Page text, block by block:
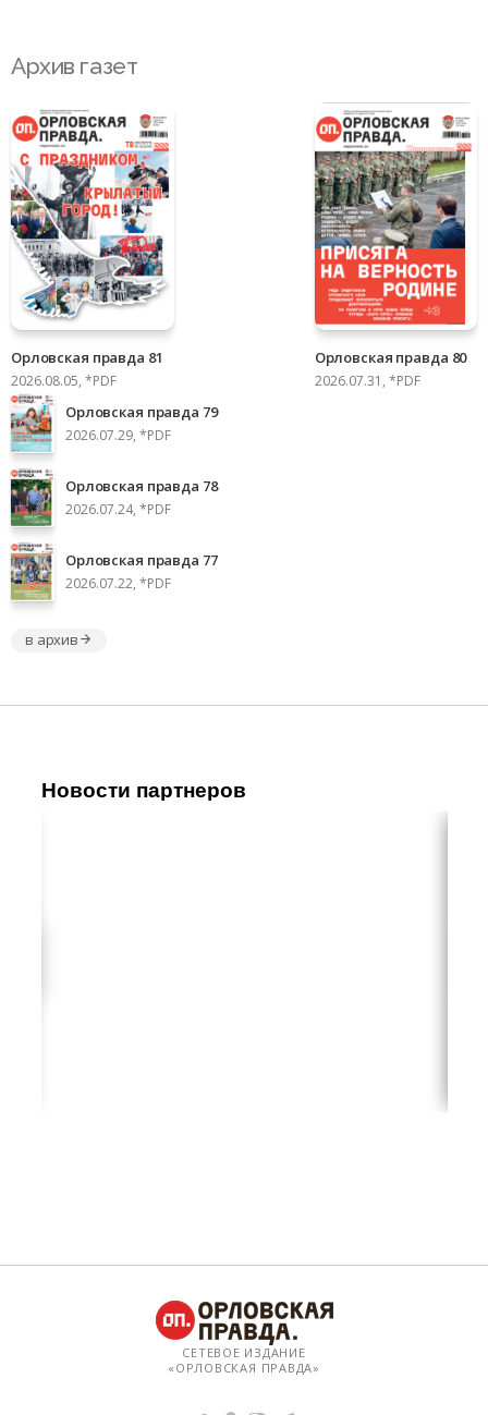
Архив газет
Орловская правда 81
2026.08.05, *PDF
Орловская правда 80
2026.07.31, *PDF
Орловская правда 79
2026.07.29, *PDF
Орловская правда 78
2026.07.24, *PDF
Орловская правда 77
2026.07.22, *PDF
в архив
Новости партнеров
СЕТЕВОЕ ИЗДАНИЕ
«ОРЛОВСКАЯ ПРАВДА»